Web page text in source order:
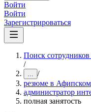
Войти
Войти
Зарегистрироваться
Поиск
/
... /
резюме в Афипском
администратор
полная занятость